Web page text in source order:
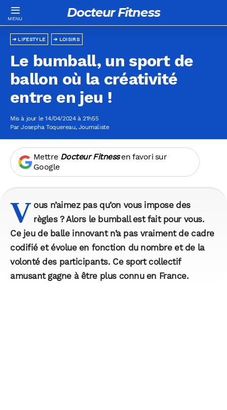
Docteur Fitness
LOISIRS
LIFESTYLE
Le bumball, un sport de
ballon où la créativité
entre en jeu !
Mis à jour le 14/04/2024 à 21h55
ParJosepha Toquereau, Journaliste
Mettre Docteur Fitnessen favori sur
Google
V ous n’aimez pas qu’on vous impose des
règles ? Alors le bumball est fait pour vous.
Ce jeu de balle innovant n’a pas vraiment de cadre
codifié et évolue en fonction du nombre et de la
volonté des participants. Ce sport collectif
amusant gagne à être plus connu en France.